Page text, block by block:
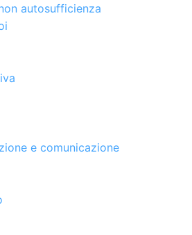
autosufficienza
e comunicazione